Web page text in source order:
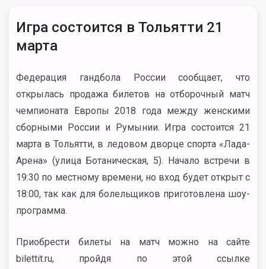
Игра состоится в Тольятти 21
марта
Федерация гандбола России сообщает, что
открылась продажа билетов на отборочный матч
чемпионата Европы 2018 года между женскими
сборными России и Румынии. Игра состоится 21
марта в Тольятти, в ледовом дворце спорта «Лада-
Арена» (улица Ботаническая, 5). Начало встречи в
19:30 по местному времени, но вход будет открыт с
18:00, так как для болельщиков приготовлена шоу-
программа.
Приобрести билеты на матч можно на сайте
bilettit.ru, пройдя по этой ссылке